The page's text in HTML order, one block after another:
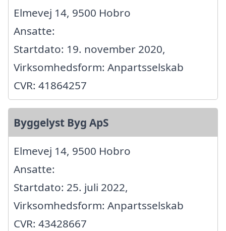
Elmevej 14, 9500 Hobro
Ansatte:
Startdato: 19. november 2020,
Virksomhedsform: Anpartsselskab
CVR: 41864257
Byggelyst Byg ApS
Elmevej 14, 9500 Hobro
Ansatte:
Startdato: 25. juli 2022,
Virksomhedsform: Anpartsselskab
CVR: 43428667